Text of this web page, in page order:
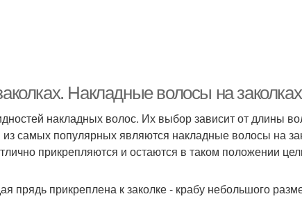
Накладные волосы на заколках
накладных волос. Их выбор зависит от длины
самых популярных являются накладные волосы на
прикрепляются и остаются в таком положении
прядь прикреплена к заколке - крабу небольшого